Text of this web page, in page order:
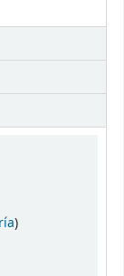
(Abre debajo)
)